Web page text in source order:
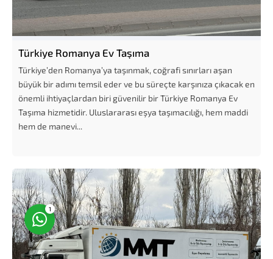
Türkiye Romanya Ev Taşıma
Türkiye’den Romanya’ya taşınmak, coğrafi sınırları aşan
büyük bir adımı temsil eder ve bu süreçte karşınıza çıkacak en
önemli ihtiyaçlardan biri güvenilir bir Türkiye Romanya Ev
Taşıma hizmetidir. Uluslararası eşya taşımacılığı, hem maddi
hem de manevi...
Cevap Yaz
1